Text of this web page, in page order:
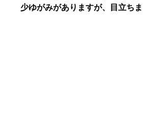
少ゆがみがありますが、目立ちま